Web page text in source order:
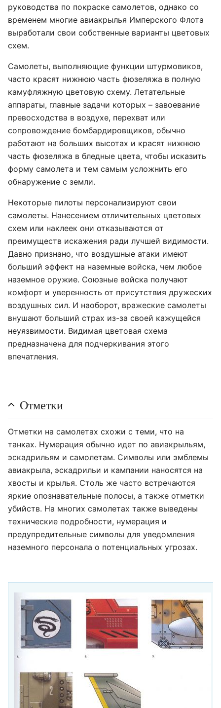
руководства по покраске самолетов, однако со
временем многие авиакрылья Имперского Флота
выработали свои собственные варианты цветовых
схем.
Самолеты, выполняющие функции штурмовиков,
часто красят нижнюю часть фюзеляжа в полную
камуфляжную цветовую схему. Летательные
аппараты, главные задачи которых – завоевание
превосходства в воздухе, перехват или
сопровождение бомбардировщиков, обычно
работают на больших высотах и красят нижнюю
часть фюзеляжа в бледные цвета, чтобы исказить
форму самолета и тем самым усложнить его
обнаружение с земли.
Некоторые пилоты персонализируют свои
самолеты. Нанесением отличительных цветовых
схем или наклеек они отказываются от
преимуществ искажения ради лучшей видимости.
Давно признано, что воздушные атаки имеют
больший эффект на наземные войска, чем любое
наземное оружие. Союзные войска получают
комфорт и уверенность от присутствия дружеских
воздушных сил. И наоборот, вражеские самолеты
внушают больший страх из-за своей кажущейся
неуязвимости. Видимая цветовая схема
предназначена для подчеркивания этого
впечатления.
Отметки
Отметки на самолетах схожи с теми, что на
танках. Нумерация обычно идет по авиакрыльям,
эскадрильям и самолетам. Символы или эмблемы
авиакрыла, эскадрильи и кампании наносятся на
хвосты и крылья. Столь же часто встречаются
яркие опознавательные полосы, а также отметки
убийств. На многих самолетах также выведены
технические подробности, нумерация и
предупредительные символы для уведомления
наземного персонала о потенциальных угрозах.